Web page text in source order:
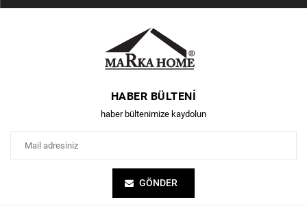
HABER BÜLTENI
haber bültenimize kaydolun
GÖNDER